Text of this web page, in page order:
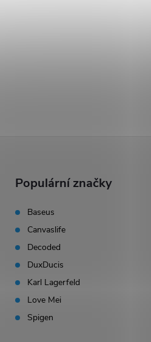
Populární značky
Baseus
Canvaslife
Decoded
DuxDucis
Karl Lagerfeld
Love Mei
Spigen